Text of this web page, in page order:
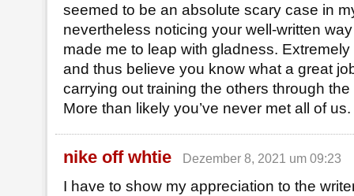
seemed to be an absolute scary case in
nevertheless noticing your well-written
made me to leap with gladness.
and thus believe you know what a great
carrying out training the others through
More than likely you’ve never met all of us.
nike off whtie Dezember 8, 2021 um 09:23
I have to show my appreciation to the